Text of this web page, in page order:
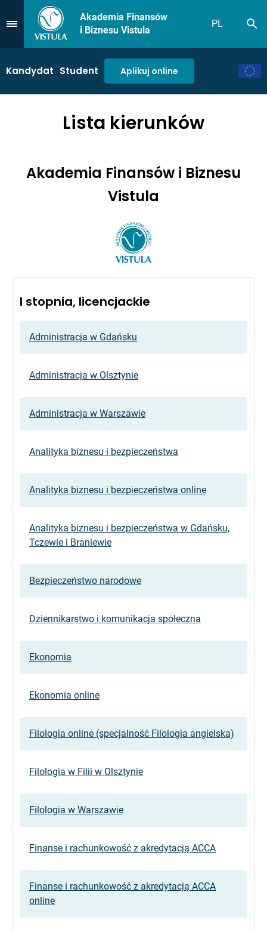
Przejdź do Menu
Akademia Finansów
i Biznesu Vistula
PL
Kandydat Student Aplikuj online
Lista kierunków
Akademia Finansów i Biznesu
Vistula
I stopnia, licencjackie
Administracja w Gdańsku
Administracja w Olsztynie
Administracja w Warszawie
Analityka biznesu i bezpieczeństwa
Analityka biznesu i bezpieczeństwa online
Analityka biznesu i bezpieczeństwa w Gdańsku,
Tczewie i Braniewie
Bezpieczeństwo narodowe
Dziennikarstwo i komunikacja społeczna
Ekonomia
Ekonomia online
Filologia online (specjalność Filologia angielska)
Filologia w Filii w Olsztynie
Filologia w Warszawie
Finanse i rachunkowość z akredytacją ACCA
Finanse i rachunkowość z akredytacją ACCA
online